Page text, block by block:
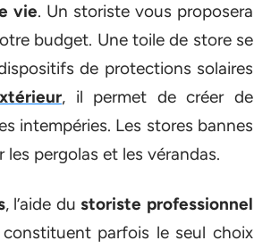
vie. Un storiste vous proposera
budget. Une toile de store se
de protections solaires
, il permet de créer de
intempéries. Les stores bannes
pergolas et les vérandas.
, l’aide dustoriste professionnel
constituent parfois le seul choix